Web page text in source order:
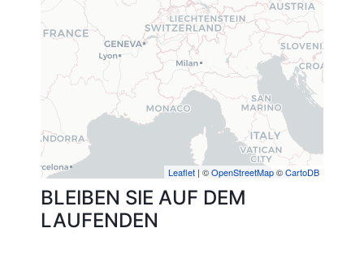
Leaflet | ©OpenStreetMap©CartoDB
BLEIBEN SIE AUF DEM
LAUFENDEN